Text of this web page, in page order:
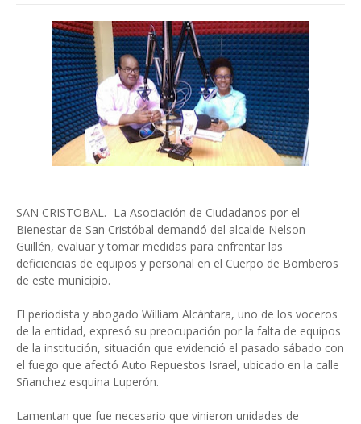
SAN CRISTOBAL.- La Asociación de Ciudadanos por el
Bienestar de San Cristóbal demandó del alcalde Nelson
Guillén, evaluar y tomar medidas para enfrentar las
deficiencias de equipos y personal en el Cuerpo de Bomberos
de este municipio.
El periodista y abogado William Alcántara, uno de los voceros
de la entidad, expresó su preocupación por la falta de equipos
de la institución, situación que evidenció el pasado sábado con
el fuego que afectó Auto Repuestos Israel, ubicado en la calle
Sñanchez esquina Luperón.
Lamentan que fue necesario que vinieron unidades de